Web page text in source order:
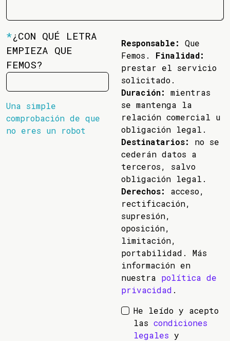
*¿CON QUÉ LETRA
EMPIEZA QUE
FEMOS?
Una simple
comprobación de que
no eres un robot
Responsable:
Que
Femos. Finalidad:
prestar el servicio
solicitado.
Duración:
mientras
se mantenga la
relación comercial u
obligación legal.
Destinatarios:
no se
cederán datos a
terceros, salvo
obligación legal.
Derechos:
acceso,
rectificación,
supresión,
oposición,
limitación,
portabilidad. Más
información en
nuestra política de
privacidad .
He leído y acepto
las condiciones
legales y